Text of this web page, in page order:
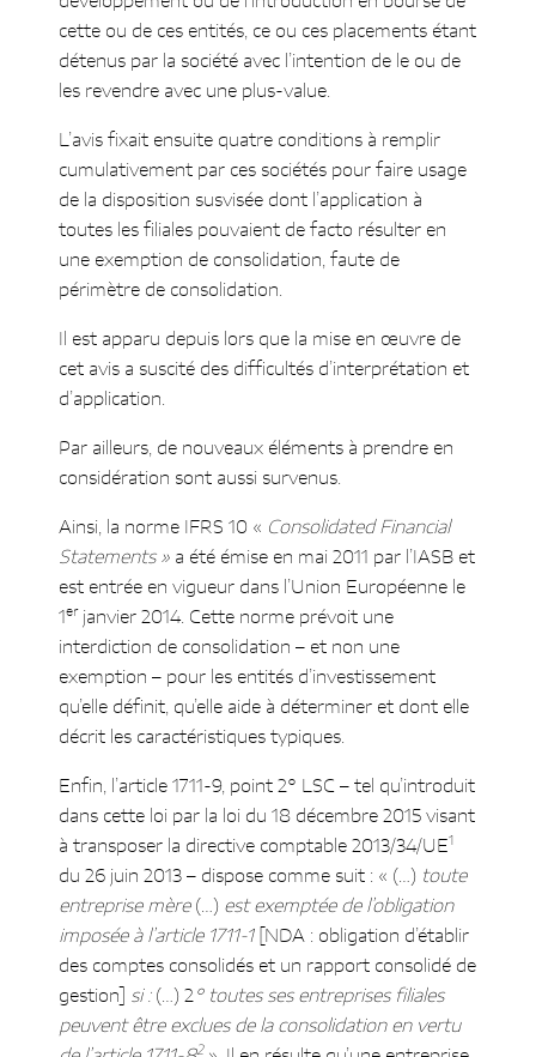
cette ou de ces entités, ce ou ces placements étant
détenus par la société avec l’intention de le ou de
les revendre avec une plus-value.
L’avis fixait ensuite quatre conditions à remplir
cumulativement par ces sociétés pour faire usage
de la disposition susvisée dont l’application à
toutes les filiales pouvaient de facto résulter en
une exemption de consolidation, faute de
périmètre de consolidation.
Il est apparu depuis lors que la mise en œuvre de
cet avis a suscité des difficultés d’interprétation et
d’application.
Par ailleurs, de nouveaux éléments à prendre en
considération sont aussi survenus.
Ainsi, la norme IFRS 10 « Consolidated Financial
Statements »a été émise en mai 2011 par l’IASB et
est entrée en vigueur dans l’Union Européenne le
1 er janvier 2014. Cette norme prévoit une
interdiction de consolidation – et non une
exemption – pour les entités d’investissement
qu’elle définit, qu’elle aide à déterminer et dont elle
décrit les caractéristiques typiques.
Enfin, l’article 1711-9, point 2° LSC – tel qu’introduit
dans cette loi par la loi du 18 décembre 2015 visant
à transposer la directive comptable 2013/34/UE1
du 26 juin 2013 – dispose comme suit : « (…) toute
entreprise mère(…) est exemptée de l’obligation
imposée à l’article 1711-1[NDA : obligation d’établir
des comptes consolidés et un rapport consolidé de
gestion] si :(…) 2° toutes ses entreprises filiales
peuvent être exclues de la consolidation en vertu
2